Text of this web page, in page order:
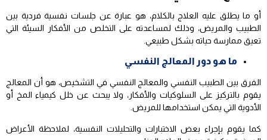
أو ما يطلق عليه العلاج بالكلام، هو عبارة عن جلسات نفسية فردية بين
الطبيب والمريض، وذلك لمساعدته على التخلص من الأفكار السيئة التي
تعيق ممارسة حياته بشكل طبيعي.
ما هو دور المعالج النفسي
الفرق بين الطبيب النفسي والمعالج النفسي في التشخيص، هو أن المعالج
يقوم بالتركيز على السلوكيات والأفكار، ولا يبحث عن خلل كيمياء المخ أو
الأدوية التي يمكن استخدامها للمريض.
كما يقوم بإجراء بعض الاختبارات والتحليلات النفسية، لملاحظة الأعراض